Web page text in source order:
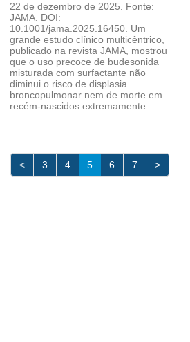
22 de dezembro de 2025. Fonte:
JAMA. DOI:
10.1001/jama.2025.16450. Um
grande estudo clínico multicêntrico,
publicado na revista JAMA, mostrou
que o uso precoce de budesonida
misturada com surfactante não
diminui o risco de displasia
broncopulmonar nem de morte em
recém-nascidos extremamente...
< 3 4 5 6 7 >